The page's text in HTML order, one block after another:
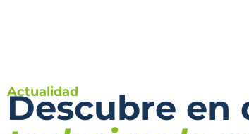
Actualidad
Descubre en